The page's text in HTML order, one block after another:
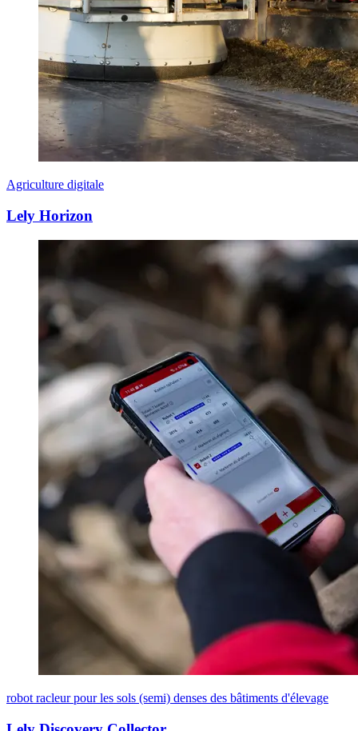
Agriculture digitale
Lely Horizon
robot racleur pour les sols (semi) denses des bâtiments d'élevage